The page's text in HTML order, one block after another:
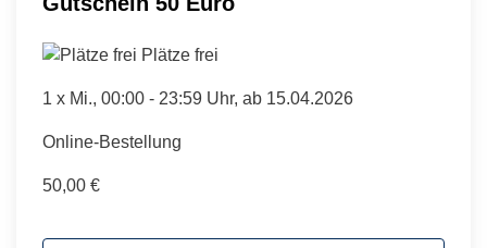
Plätze frei
1 x Mi., 00:00 - 23:59 Uhr, ab 15.04.2026
Online-Bestellung
50,00 €